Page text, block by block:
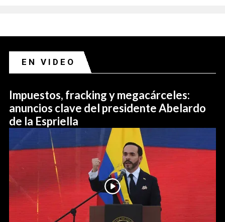
EN VIDEO
Impuestos, fracking y megacárceles:
anuncios clave del presidente Abelardo
de la Espriella